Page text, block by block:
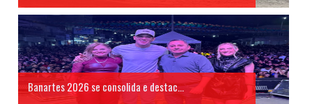
Banartes 2026 se consolida e destac...